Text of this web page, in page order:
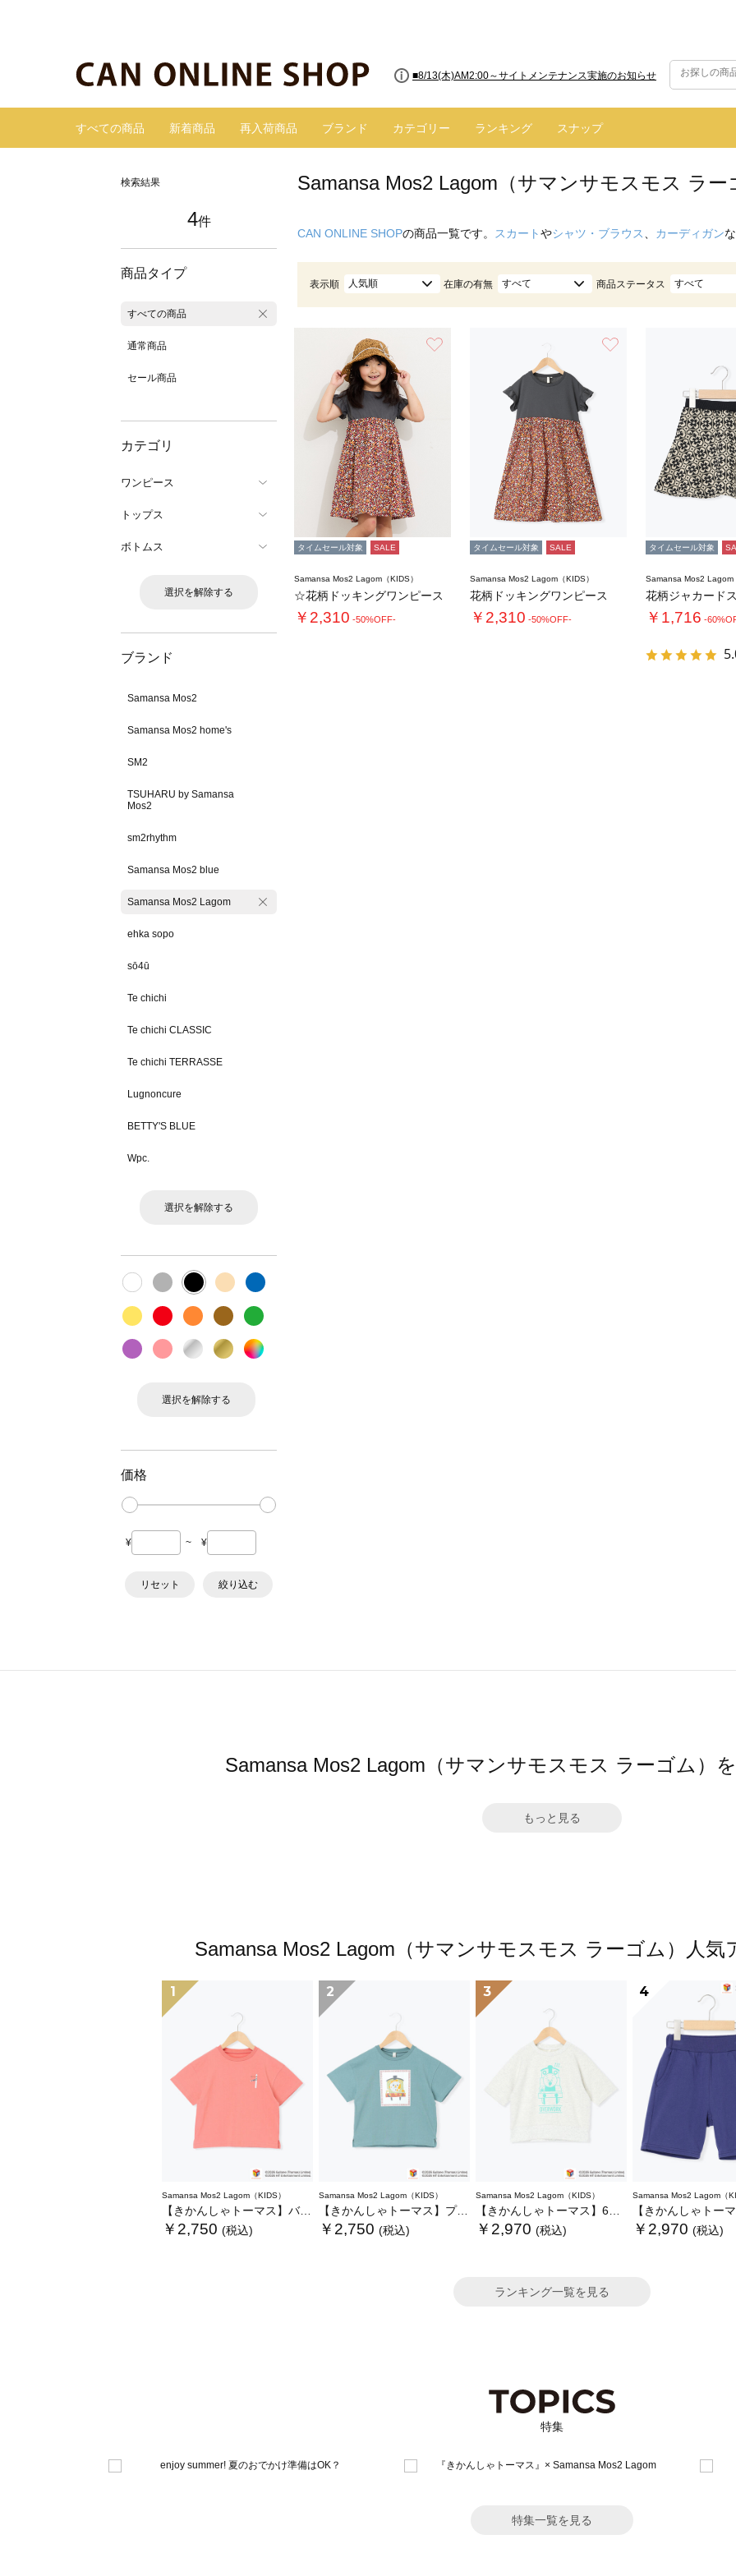
■8/13(木)AM2:00～サイトメンテナンス実施のお知らせ
すべての商品 新着商品 再入荷商品 ブランド カテゴリー ランキング スナップ
検索結果
4件
商品タイプ
すべての商品
通常商品
セール商品
カテゴリ
ワンピース
トップス
ボトムス
選択を解除する
ブランド
Samansa Mos2
Samansa Mos2 home's
SM2
TSUHARU by Samansa
Mos2
sm2rhythm
Samansa Mos2 blue
Samansa Mos2 Lagom
ehka sopo
sō4ū
Te chichi
Te chichi CLASSIC
Te chichi TERRASSE
Lugnoncure
BETTY'S BLUE
Wpc.
選択を解除する
選択を解除する
価格
¥ ~ ¥
リセット 絞り込む
Samansa Mos2 Lagom（サマンサモスモス ラ
CAN ONLINE SHOPの商品一覧です。 スカートやシャツ・ブラウス カーディガン
表示順 人気順 在庫の有無 すべて 商品ステータス すべて
タイムセール対象 SALE
Samansa Mos2 Lagom（KIDS）
☆花柄ドッキングワンピース
￥2,310 -50%OFF-
タイムセール対象 SALE
Samansa Mos2 Lagom（KIDS）
花柄ドッキングワンピース
￥2,310 -50%OFF-
タイムセール対象
Samansa Mos2 Lagom
￥1,716 -
Samansa Mos2 Lagom（サマンサモスモス ラーゴム）
もっと見る
Samansa Mos2 Lagom（サマンサモスモス ラーゴム）人
1
Samansa Mos2 Lagom（KIDS）
【きかんしゃトーマス】バックプリントTシャツ
￥2,750 (税込)
2
Samansa Mos2 Lagom（KIDS）
【きかんしゃトーマス】プリントTシャツ
￥2,750 (税込)
3
Samansa Mos2 Lagom（KIDS）
【きかんしゃトーマス】6分袖スウェットTシャツ
￥2,970 (税込)
4
Samansa Mos2 Lagom（
【きかんしゃトーマス】ミニ裏毛
￥2,970 (税込)
ランキング一覧を見る
特集
特集一覧を見る